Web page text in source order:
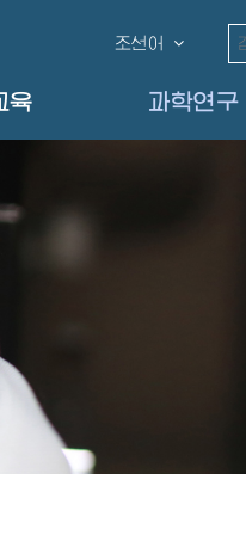
조선어
육 과학연구